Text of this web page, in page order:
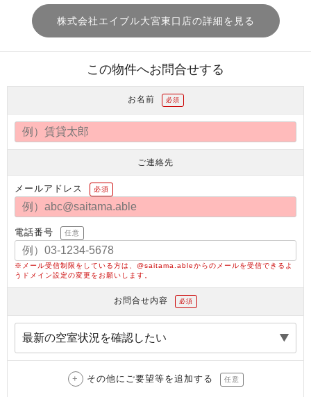
株式会社エイブル大宮東口店の詳細を見る
この物件へお問合せする
お名前 必須
ご連絡先
メールアドレス 必須
電話番号 任意
※メール受信制限をしている方は、@saitama.ableからのメールを受信できるよ
うドメイン設定の変更をお願いします。
お問合せ内容 必須
その他にご要望等を追加する 任意